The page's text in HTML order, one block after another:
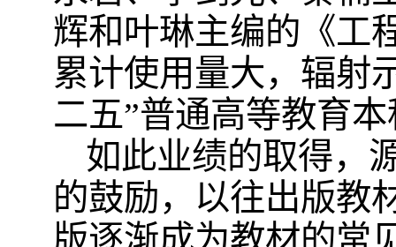
辉和叶琳主编的《工
累计使用量大，辐射
二五”普通高等教育
如此业绩的取得，
的鼓励，以往出版教